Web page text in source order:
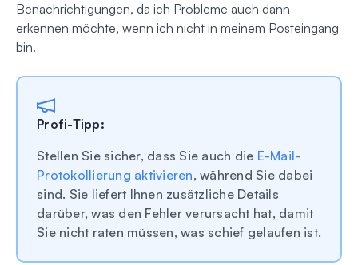
Benachrichtigungen, da ich Probleme auch dann
erkennen möchte, wenn ich nicht in meinem Posteingang
bin.
Profi-Tipp:
Stellen Sie sicher, dass Sie auch die E-Mail-
Protokollierung aktivieren, während Sie dabei
sind. Sie liefert Ihnen zusätzliche Details
darüber, was den Fehler verursacht hat, damit
Sie nicht raten müssen, was schief gelaufen ist.